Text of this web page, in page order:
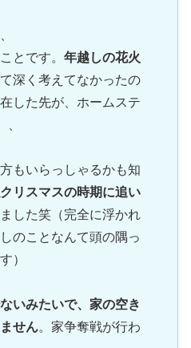
とです。 年越しの花火
深く考えてなかったの
した先が、ホームステ
もいらっしゃるかも知
リスマスの時期に追い
した笑（完全に浮かれ
のことなんて頭の隅っ
）
いみたいで、家の空き
せん。家争奪戦が行わ